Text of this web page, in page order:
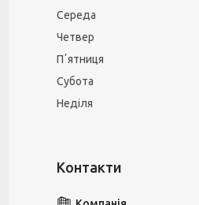
Середа
Четвер
Пʼятниця
Субота
Неділя